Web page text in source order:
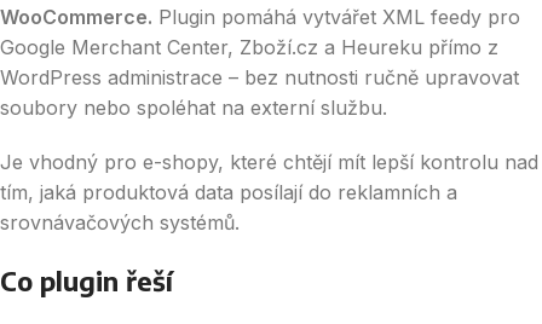
WooCommerce. Plugin pomáhá vytvářet XML feedy pro
Google Merchant Center, Zboží.cz a Heureku přímo z
WordPress administrace – bez nutnosti ručně upravovat
soubory nebo spoléhat na externí službu.
Je vhodný pro e-shopy, které chtějí mít lepší kontrolu nad
tím, jaká produktová data posílají do reklamních a
srovnávačových systémů.
Co plugin řeší